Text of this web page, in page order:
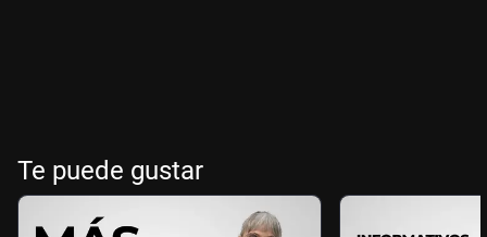
Te puede gustar